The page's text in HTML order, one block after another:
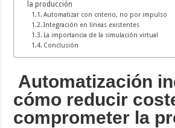
la producción
Automatizar con criterio, no por impulso
Integración en líneas existentes
La importancia de la simulación virtual
Conclusión
Automatización
cómo reducir
comprometer la